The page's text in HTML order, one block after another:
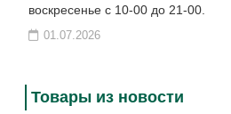
воскресенье с 10-00 до 21-00.
01.07.2026
Товары из новости